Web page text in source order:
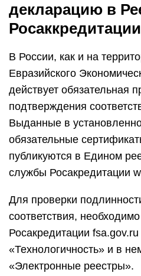
декларацию в
В России, как и на
Евразийского
действует обязательная
подтверждения
Выданные в
обязательные
публикуются в Едином
службы Росакредитации
Для проверки
соответствия,
Росакредитации
«Технологичность» и в
«Электронные реестры».